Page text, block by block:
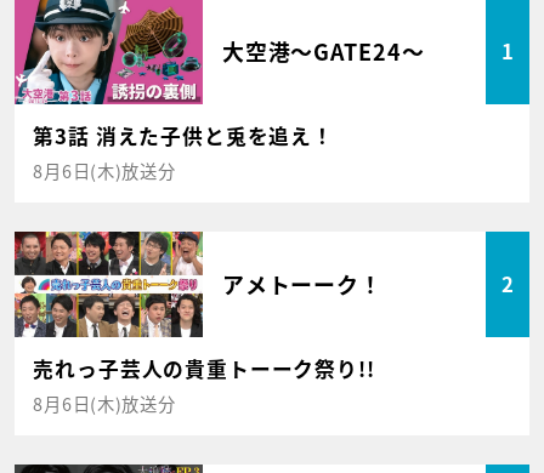
大空港～GATE24～ 1
第3話 消えた子供と兎を追え！
8月6日(木)放送分
アメトーーク！ 2
売れっ子芸人の貴重トーーク祭り!!
8月6日(木)放送分